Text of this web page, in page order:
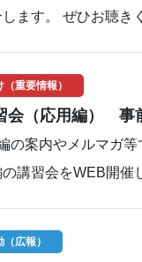
ます。 ぜひお聴き
重要情報）
会（応用編） 事
の案内やメルマガ等
講習会をWEB開催
広報）